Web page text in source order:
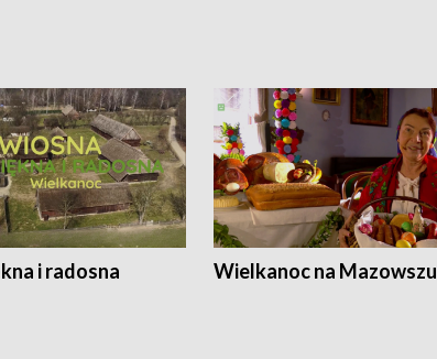
i radosna Wielkanoc na Mazowszu